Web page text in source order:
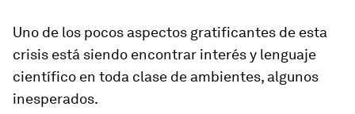
Uno de los pocos aspectos gratificantes de esta
crisis está siendo encontrar interés y lenguaje
científico en toda clase de ambientes, algunos
inesperados.